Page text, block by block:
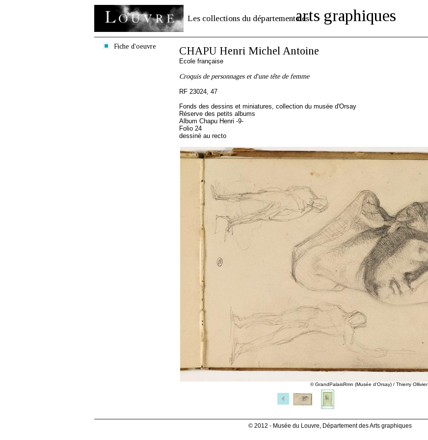
Les collections du département desarts graphiques
Fiche d'oeuvre CHAPU Henri Michel Antoine
Ecole française
Croquis de personnages et d'une tête de femme
RF 23024, 47
Fonds des dessins et miniatures, collection du musée d'Orsay
Réserve des petits albums
Album Chapu Henri -9-
Folio 24
dessiné au recto
© GrandPalaisRmn (Musée d'Orsay) / Thierry Ollivier
© 2012 - Musée du Louvre, Département des Arts graphiques